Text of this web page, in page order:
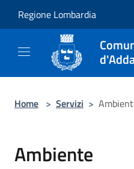
Regione Lombardia
Home > Servizi >
Ambiente